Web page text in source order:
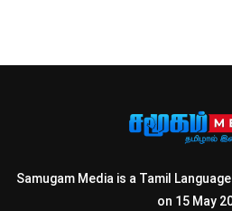
Samugam Media is a Tamil
on 15 May